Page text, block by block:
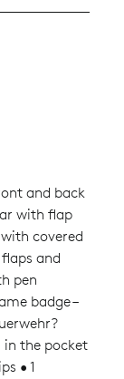
and back
with flap
covered
and
pen
badge –
the pocket
• 1